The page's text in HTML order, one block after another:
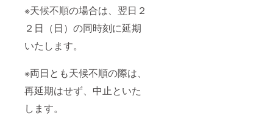
※天候不順の場合は、翌日２
２日（日）の同時刻に延期
いたします。
※両日とも天候不順の際は、
再延期はせず、中止といた
します。